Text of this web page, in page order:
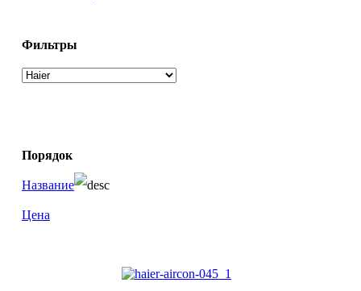
Фильтры
Порядок
Название
Цена